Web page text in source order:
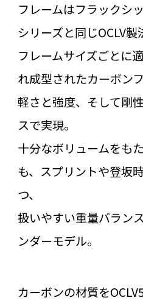
フレームはフラックシ
シリーズと同じOCLV製
フレームサイズごとに
れ成型されたカーボン
軽さと強度、そして剛
スで実現。
十分なボリュームをも
も、スプリントや登坂
つ、
扱いやすい重量バラン
ンダーモデル。
カーボンの材質を